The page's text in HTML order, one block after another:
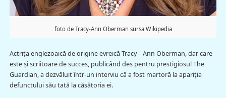
foto de Tracy-Ann Oberman sursa Wikipedia
Actriţa englezoaică de origine evreică Tracy – Ann Oberman, dar care
este şi scriitoare de succes, publicând des pentru prestigiosul The
Guardian, a dezvăluit într-un interviu că a fost martoră la apariţia
defunctului său tată la căsătoria ei.